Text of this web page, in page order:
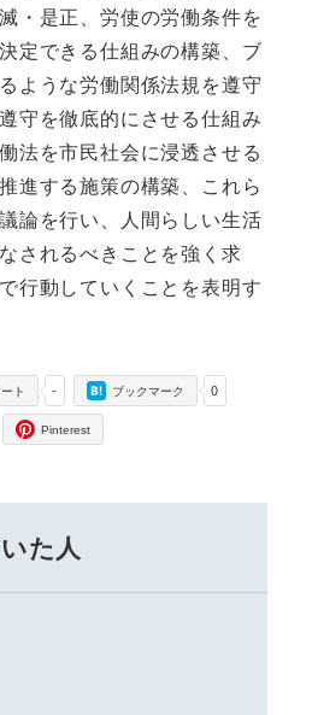
・是正、労使の労働条件を
定できる仕組みの構築、ブ
ような労働関係法規を遵守
守を徹底的にさせる仕組み
法を市民社会に浸透させる
進する施策の構築、これら
論を行い、人間らしい生活
されるべきことを強く求
行動していくことを表明す
-
ト 0
ブックマーク
Pinterest
た人